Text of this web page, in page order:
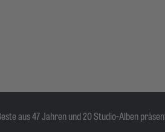
aus 47 Jahren und 20 Studio-Alben